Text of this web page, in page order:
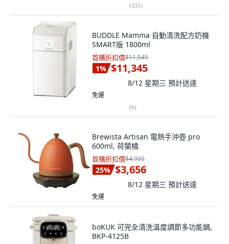
(335)
BUDDLE Mamma 自動清洗配方奶機
SMART版 1800ml
首購折扣價$11,545
1% $11,345
8/12 星期三 預計送達
免運
(6)
Brewista Artisan 電熱手沖壺 pro
600ml, 荷蘭橘
首購折扣價$4,935
25% $3,656
8/12 星期三 預計送達
免運
boKUK 可完全清洗溫度調節多功能鍋,
BKP-4125B